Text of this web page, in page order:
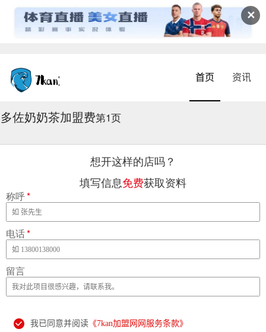
✕
首页 资讯
多佐奶奶茶加盟费第1页
想开这样的店吗？
填写信息免费获取资料
称呼*
电话*
留言
我已同意并阅读 《7kan加盟网网服务条款》